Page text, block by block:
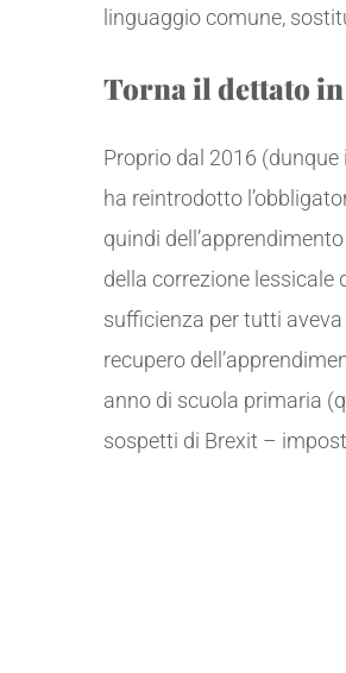
linguaggio comune,
Torna il dettato
Proprio dal 2016
ha reintrodotto
quindi
della correzione
sufficienza per tutti
recupero
anno di scuola primaria
sospetti di Brexit –